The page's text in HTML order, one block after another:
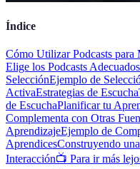
Índice
Cómo Utilizar Podcasts para
Elige los Podcasts Adecuados
SelecciónEjemplo de
ActivaEstrategias de Escucha
de EscuchaPlanificar tu
Complementa con Otras
AprendizajeEjemplo de
AprendicesConstruyendo
Interacción📺 Para ir más